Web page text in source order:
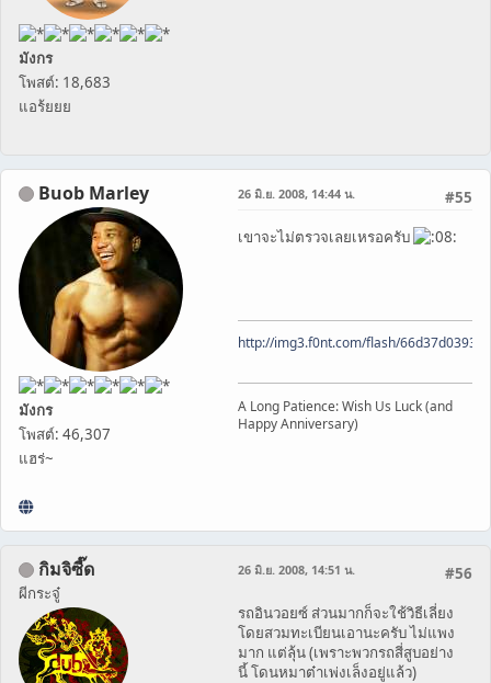
มังกร
โพสต์: 18,683
แอร้ยยย
Buob Marley
มังกร
โพสต์: 46,307
แฮร่~
#55
26 มิ.ย. 2008, 14:44 น.
เขาจะไม่ตรวจเลยเหรอครับ
http://img3.f0nt.com/flash/
A Long Patience: Wish Us Luck (and
Happy Anniversary)
กิมจิซี๊ด
ผีกระจู๋
#56
26 มิ.ย. 2008, 14:51 น.
รถอินวอยซ์ ส่วนมากก็จะใช้วิธีเลี่ยง
โดยสวมทะเบียนเอานะครับ ไม่แพง
มาก แต่ลุ้น (เพราะพวกรถสี่สูบอย่าง
นี้ โดนหมาต๋าเพ่งเล็งอยู่แล้ว)